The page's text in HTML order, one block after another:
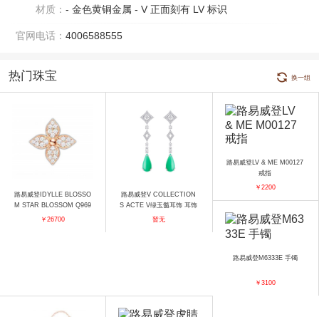
材质： - 金色黄铜金属 - V 正面刻有 LV 标识
官网电话： 4006588555
热门珠宝 换一组
路易威登IDYLLE BLOSSO
M STAR BLOSSOM Q969
44 耳饰
￥26700
路易威登V COLLECTION
S ACTE V绿玉髓耳饰 耳饰
暂无
路易威登LV & ME M00127
戒指
￥2200
路易威登M6333E 手镯
￥3100